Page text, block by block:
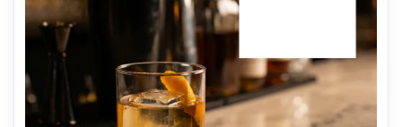
Créez des images IA
à l’infini. 100 %
gratuit!
Créer Gratuitement →